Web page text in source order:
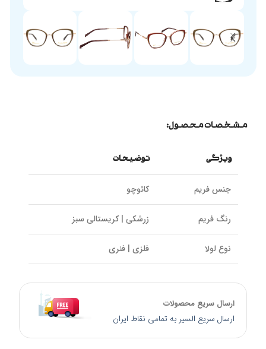
مشخصات محصول:
ویژگی توضیحات
جنس فریم کائوچو
رنگ فریم زرشکی | کریستالی سبز
نوع لولا فلزی | فنری
سایز دسته
کالیبر عدسی 51mm
ارسال سریع محصولات
ارسال سریع السیر به تمامی نقاط ایران